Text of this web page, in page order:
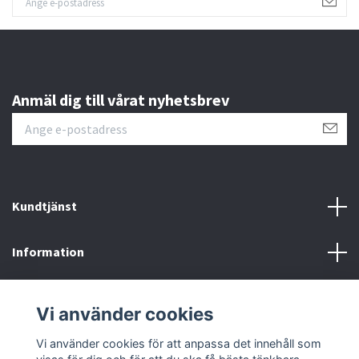
Anmäl dig till vårat nyhetsbrev
Kundtjänst
Information
Om Rehabprylar.se
Vi använder cookies
Vi använder cookies för att anpassa det innehåll som